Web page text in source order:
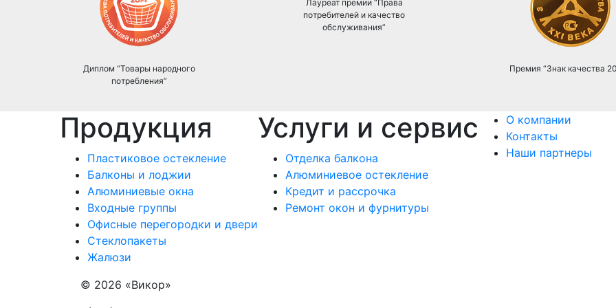
Диплом “Товары народного
потребления”
Лауреат премии “Права
потребителей и качество
обслуживания”
Премия “Знак качества
Продукция
Пластиковое остекление
Балконы и лоджии
Алюминиевые окна
Входные группы
Офисные перегородки и двери
Стеклопакеты
Жалюзи
Услуги и сервис
Отделка балкона
Алюминиевое остекление
Кредит и рассрочка
Ремонт окон и фурнитуры
О компании
Контакты
Наши партнеры
© 2026 «Викор»